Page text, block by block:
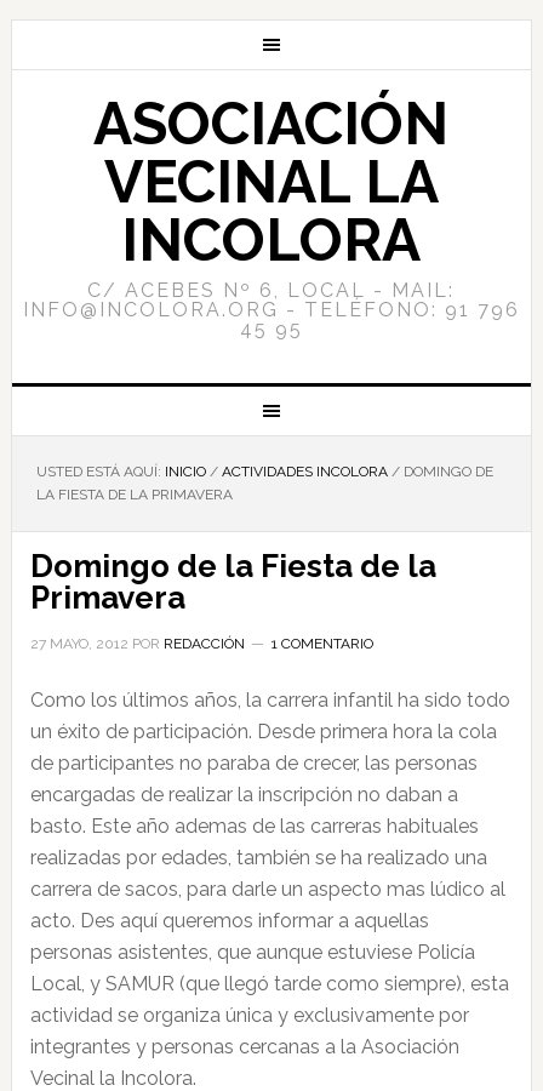
ASOCIACIÓN
VECINAL LA
INCOLORA
C/ ACEBES Nº 6, LOCAL - MAIL:
INFO@INCOLORA.ORG - TELÉFONO: 91 796
45 95
USTED ESTÁ AQUÍ: INICIO / ACTIVIDADES INCOLORA /DOMINGO DE
LA FIESTA DE LA PRIMAVERA
Domingo de la Fiesta de la
Primavera
27 MAYO, 2012 POR REDACCIÓN 1 COMENTARIO
Como los últimos años, la carrera infantil ha sido todo
un éxito de participación. Desde primera hora la cola
de participantes no paraba de crecer, las personas
encargadas de realizar la inscripción no daban a
basto. Este año ademas de las carreras habituales
realizadas por edades, también se ha realizado una
carrera de sacos, para darle un aspecto mas lúdico al
acto. Des aquí queremos informar a aquellas
personas asistentes, que aunque estuviese Policía
Local, y SAMUR (que llegó tarde como siempre), esta
actividad se organiza única y exclusivamente por
integrantes y personas cercanas a la Asociación
Vecinal la Incolora.